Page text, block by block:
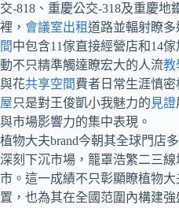
交-818、重慶公交-318及重慶地
裡， 會議室出租道路並輻射瞭
間中包含11傢直接經營店和14傢
動不只精準觸達瞭宏大的人流教
與花共享空間費者日常生涯慎
屋只是對王俊凱小我魅力的 見證
與市場影響力的集中表現。
植物大夫brand今朝其全球門店
深刻下沉市場，籠罩浩繁二三
市。這一成績不只彰顯瞭植物
置，也為其在全國范圍內構建